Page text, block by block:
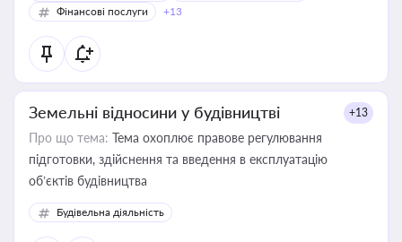
Фінансові послуги
+13
Земельні відносини у будівництві +13
Про що тема: Тема охоплює правове регулювання
підготовки, здійснення та введення в експлуатацію
об’єктів будівництва
Будівельна діяльність